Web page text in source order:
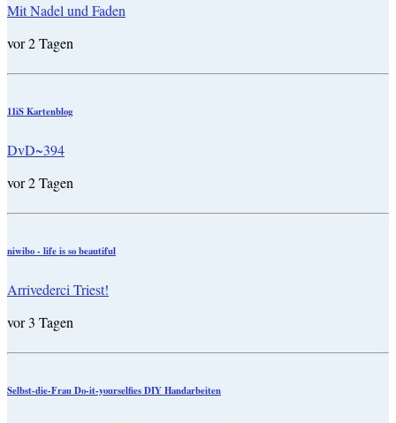
Mit Nadel und Faden
vor 2 Tagen
11iS Kartenblog
DvD~394
vor 2 Tagen
niwibo - life is so beautiful
Arrivederci Triest!
vor 3 Tagen
Selbst-die-Frau Do-it-yourselfies DIY Handarbeiten